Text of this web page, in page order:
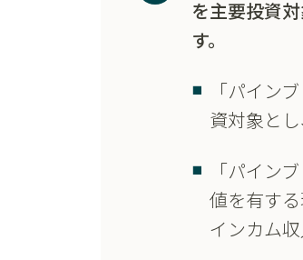
を主要投資
す。
「パイン
資対象と
「パイン
値を有す
インカム